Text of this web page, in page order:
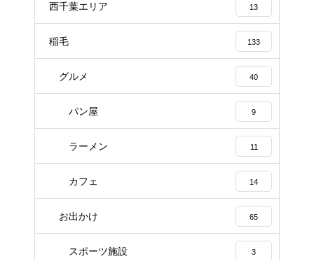
西千葉エリア 13
稲毛 133
グルメ 40
パン屋 9
ラーメン 11
カフェ 14
お出かけ 65
スポーツ施設 3